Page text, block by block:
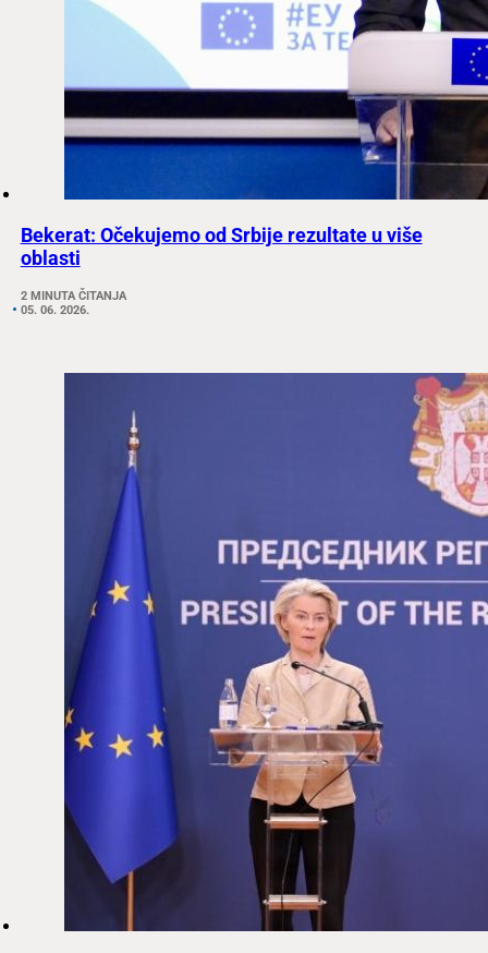
Bekerat: Očekujemo od Srbije rezultate u više
oblasti
2 MINUTA ČITANJA
05. 06. 2026.